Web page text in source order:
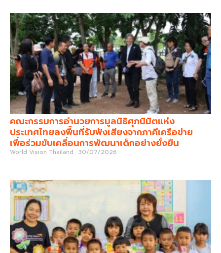
คณะกรรมการอำนวยการมูลนิธิศุภนิมิตแห่ง
ประเทศไทยลงพื้นที่รับฟังเสียงจากภาคีเครือข่าย
เพื่อร่วมขับเคลื่อนการพัฒนาเด็กอย่างยั่งยืน
World Vision Thailand 30/07/2026